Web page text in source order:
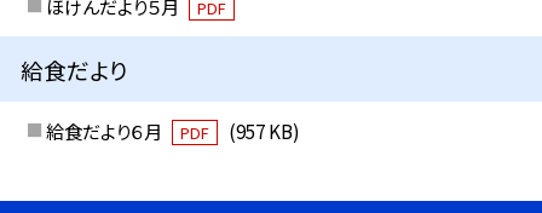
ほけんだより５月
PDF
給食だより
給食だより６月 PDF (957 KB)